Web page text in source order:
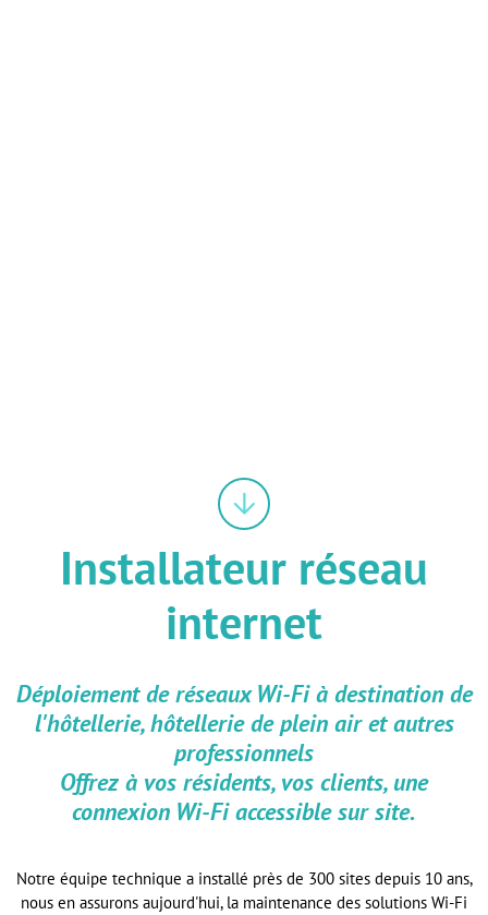
Installateur réseau
internet
Déploiement de réseaux Wi-Fi à destination de
l'hôtellerie, hôtellerie de plein air et autres
professionnels
Offrez à vos résidents, vos clients, une
connexion Wi-Fi accessible sur site.
Notre équipe technique a installé près de 300 sites depuis 10 ans,
nous en assurons aujourd'hui, la maintenance des solutions Wi-Fi